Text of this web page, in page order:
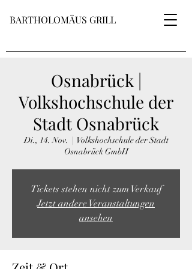
BARTHOLOMÄUS GRILL
Osnabrück |
Volkshochschule der
Stadt Osnabrück
Di., 14. Nov.
  |
Volkshochschule der Stadt
Osnabrück GmbH
Tickets stehen nicht zum Verkauf
Jetzt andere Veranstaltungen
ansehen